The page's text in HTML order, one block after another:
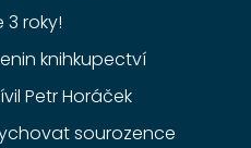
3 roky!
knihkupectví
Petr Horáček
sourozence